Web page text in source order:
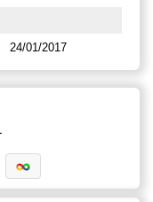
24/01/2017